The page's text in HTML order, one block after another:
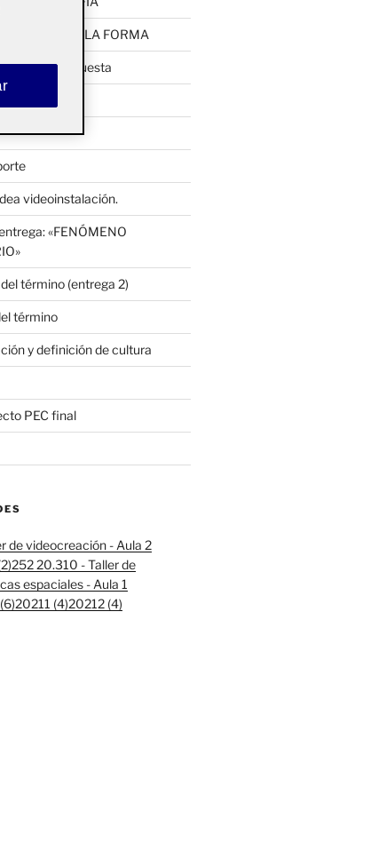
DE LA FORMA
primera propuesta
videoinstalación.
«FENÓMENO
término (entrega 2)
término
y definición de cultura
PEC final
de videocreación - Aula 2
252 20.310 - Taller de
espaciales - Aula 1
20211 (4)20212 (4)